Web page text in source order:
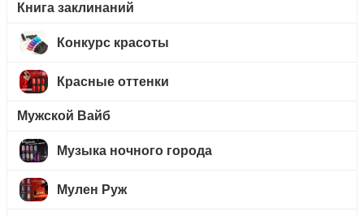
Книга заклинаний
Конкурс красоты
Красные оттенки
Мужской Вайб
Музыка ночного города
Мулен Руж